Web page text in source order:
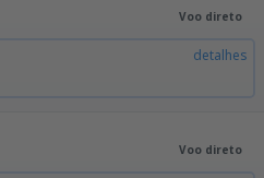
Voo direto
detalhes
Voo direto